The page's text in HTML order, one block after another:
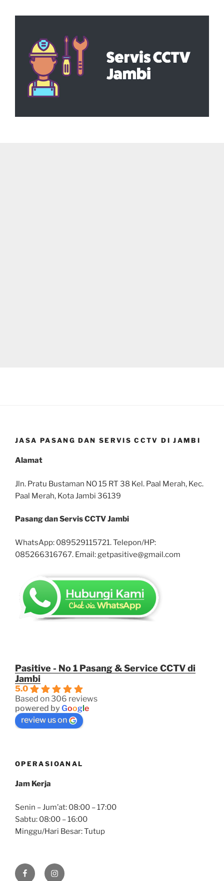
JASA PASANG DAN SERVIS CCTV DI JAMBI
Alamat
Jln. Pratu Bustaman NO 15 RT 38 Kel. Paal Merah, Kec.
Paal Merah, Kota Jambi 36139
Pasang dan Servis CCTV Jambi
WhatsApp: 089529115721. Telepon/HP:
085266316767. Email: getpasitive@gmail.com
Pasitive - No 1 Pasang & Service CCTV di
Jambi
5.0
Based on 306 reviews
powered byGoogle
review us on
OPERASIOANAL
Jam Kerja
Senin – Jum’at: 08:00 – 17:00
Sabtu: 08:00 – 16:00
Minggu/Hari Besar: Tutup
FacebookInstagram